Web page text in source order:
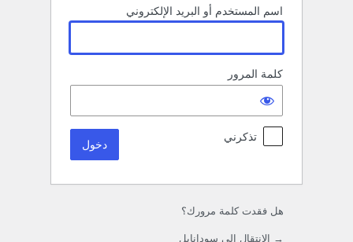
اسم المستخدم أو البريد الإلكتروني
كلمة المرور
تذكرني
هل فقدت كلمة مرورك؟
→ الانتقال إلى سودانايل